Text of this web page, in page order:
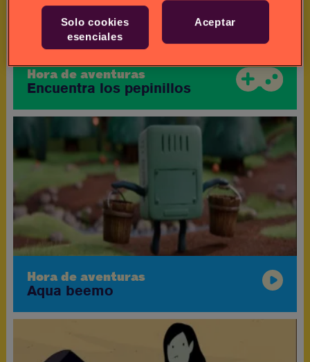
Hora de aventuras
Encuentra los pepinillos
Hora de aventuras
Aqua beemo
Solo cookies
esenciales
Aceptar